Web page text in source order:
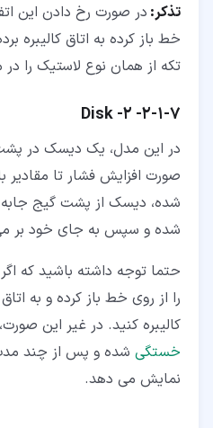
تذکر: در صورت رخ دادن این
خط باز کرده به اتاق کالیبره
تکه از همان نوع لاستیک را
۷‏-‏۱‏-‏۲‏- 2-
Disk
در این مدل، یک دیسک در پشت
صورت افزایش فشار تا مقادیر
شده، دیسک از پشت گیج
شده و سپس به جای خود بر
حتما توجه داشته باشید که
را از روی خط باز کرده و به اتاق
کالیبره کنید. در غیر این
خستگی شده و پس از چند
نمایش می دهد.